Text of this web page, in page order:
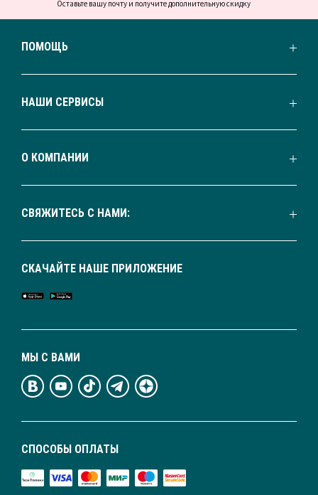
Оставьте вашу почту и получите дополнительную скидку
ПОМОЩЬ
НАШИ СЕРВИСЫ
О КОМПАНИИ
СВЯЖИТЕСЬ С НАМИ:
СПОСОБЫ ОПЛАТЫ
МЫ С ВАМИ
СКАЧАЙТЕ НАШЕ ПРИЛОЖЕНИЕ